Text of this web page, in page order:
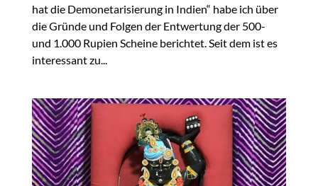
hat die Demonetarisierung in Indien“ habe ich über
die Gründe und Folgen der Entwertung der 500-
und 1.000 Rupien Scheine berichtet. Seit dem ist es
interessant zu...